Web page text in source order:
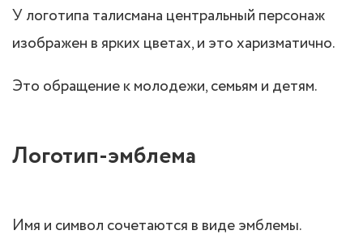
У логотипа талисмана центральный персонаж
изображен в ярких цветах, и это харизматично.
Это обращение к молодежи, семьям и детям.
Логотип-эмблема
Имя и символ сочетаются в виде эмблемы.